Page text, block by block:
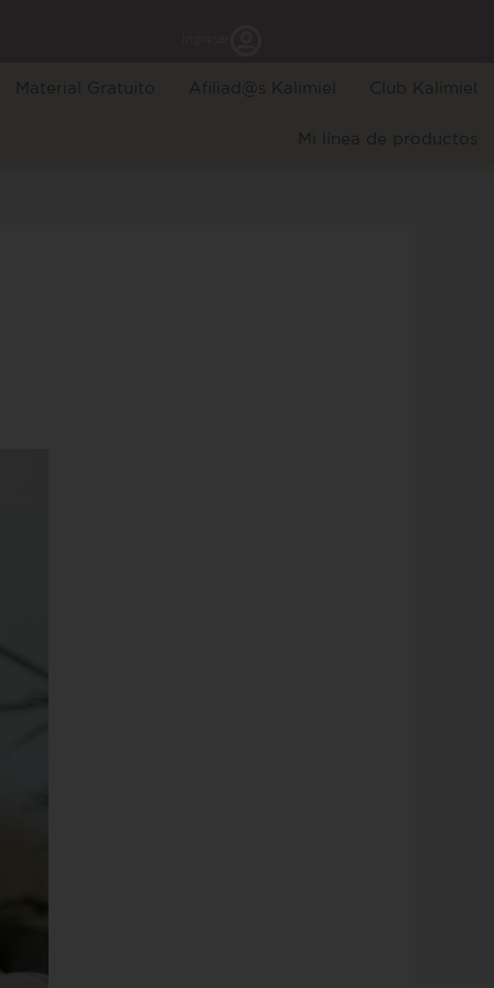
Material Gratuito Afiliad@s Kalimiel Club Kalimiel
Mi línea de productos